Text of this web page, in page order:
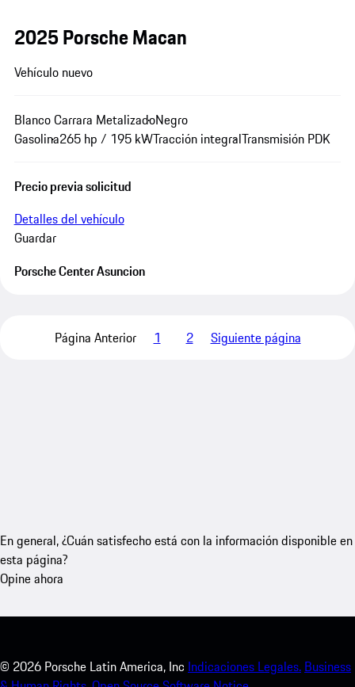
2025 Porsche Macan
Vehículo nuevo
Blanco Carrara MetalizadoNegro
Gasolina265 hp / 195 kWTracción integralTransmisión PDK
Precio previa solicitud
Detalles del vehículo
Guardar
Porsche Center Asuncion
Página Anterior 1 2 Siguiente página
En general, ¿Cuán satisfecho está con la información disponible en
esta página?
Opine ahora
© 2026 Porsche Latin America, Inc Indicaciones Legales. Business